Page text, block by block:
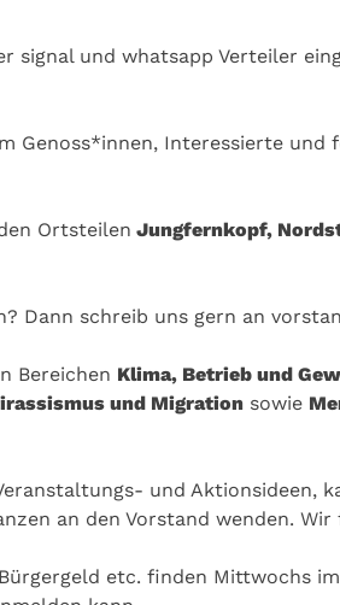
signal und whatsapp Verteiler
Genoss*innen, Interessierte und
Ortsteilen Jungfernkopf,
Dann schreib uns gern an
Bereichen Klima, Betrieb und
und Migration sowie
und Aktionsideen,
an den Vorstand wenden. Wir
Bürgergeld etc. finden Mittwochs